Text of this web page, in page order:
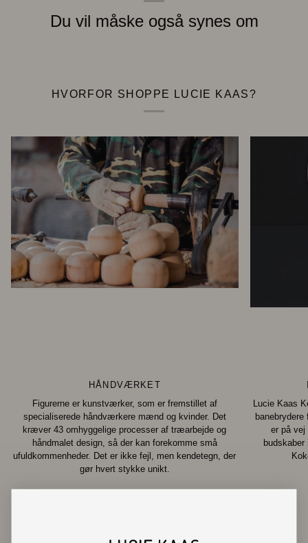
Du vil måske også synes om
HVORFOR SHOPPE LUCIE KAAS?
HÅNDVÆRKET
Figurerne er kunstværker, som er fremstillet af
specialiserede håndværkere mænd og kvinder. Det
kræver 43 omhyggelige processer af træarbejde og
håndmalet design, så der kan forekomme små
ufuldkommenheder. Det er ikke fejl, men kendetegn, der
gør hvert stykke unikt.
Lucie Kaas
er på vej